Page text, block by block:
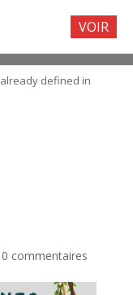
already defined in
0 commentaires
VOIR